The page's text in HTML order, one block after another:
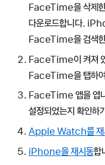
FaceTime을 삭제
다운로드합니다.
FaceTime을 검색
FaceTime이 켜져
FaceTime을 탭하
FaceTime 앱을 엽
설정되었는지 확인하
Apple Watch를 재
iPhone을 재시동합